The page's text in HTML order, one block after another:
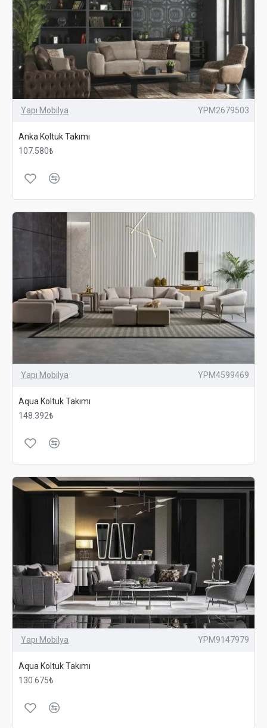
Yapı Mobilya YPM2679503
Anka Koltuk Takımı
107.580₺
Yapı Mobilya YPM4599469
Aqua Koltuk Takımı
148.392₺
Yapı Mobilya YPM9147979
Aqua Koltuk Takımı
130.675₺